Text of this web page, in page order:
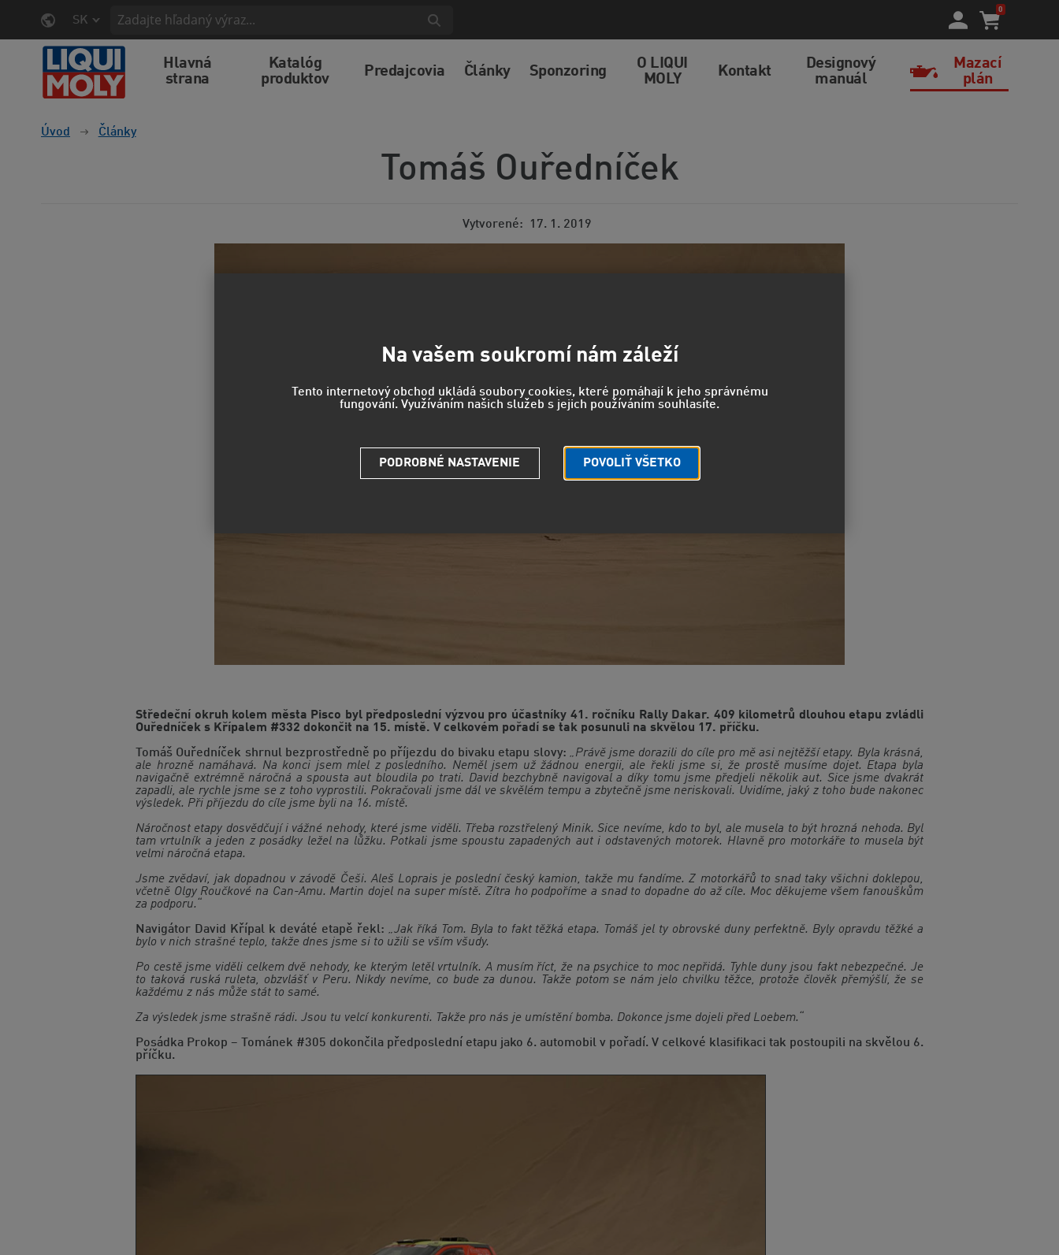
SK
0
Hlavná
strana
Katalóg
produktov
Predajcovia Články Sponzoring
O LIQUI
MOLY
Kontakt
Designový
manuál
Mazací
plán
Úvod Články
Tomáš Ouředníček
Vytvorené 17. 1. 2019
Středeční okruh kolem města Pisco byl předposlední výzvou pro účastníky 41. ročníku Rally Dakar. 409 kilometrů dlouhou etapu zvládli
Ouředníček s Křípalem #332 dokončit na 15. místě. V celkovém pořadí se tak posunuli na skvělou 17. příčku.
Tomáš Ouředníček shrnul bezprostředně po příjezdu do bivaku etapu slovy: „Právě jsme dorazili do cíle pro mě asi nejtěžší etapy. Byla krásná,
ale hrozně namáhavá. Na konci jsem mlel z posledního. Neměl jsem už žádnou energii, ale řekli jsme si, že prostě musíme dojet. Etapa byla
navigačně extrémně náročná a spousta aut bloudila po trati. David bezchybně navigoval a díky tomu jsme předjeli několik aut. Sice jsme dvakrát
zapadli, ale rychle jsme se z toho vyprostili. Pokračovali jsme dál ve skvělém tempu a zbytečně jsme neriskovali. Uvidíme, jaký z toho bude nakonec
výsledek. Při příjezdu do cíle jsme byli na 16. místě.
Náročnost etapy dosvědčují i vážné nehody, které jsme viděli. Třeba rozstřelený Minik. Sice nevíme, kdo to byl, ale musela to být hrozná nehoda. Byl
tam vrtulník a jeden z posádky ležel na lůžku. Potkali jsme spoustu zapadených aut i odstavených motorek. Hlavně pro motorkáře to musela být
velmi náročná etapa.
Jsme zvědaví, jak dopadnou v závodě Češi. Aleš Loprais je poslední český kamion, takže mu fandíme. Z motorkářů to snad taky všichni doklepou,
včetně Olgy Roučkové na Can-Amu. Martin dojel na super místě. Zítra ho podpoříme a snad to dopadne do až cíle. Moc děkujeme všem fanouškům
za podporu.“
Navigátor David Křípal k deváté etapě řekl: „Jak říká Tom. Byla to fakt těžká etapa. Tomáš jel ty obrovské duny perfektně. Byly opravdu těžké a
bylo v nich strašné teplo, takže dnes jsme si to užili se vším všudy.
Po cestě jsme viděli celkem dvě nehody, ke kterým letěl vrtulník. A musím říct, že na psychice to moc nepřidá. Tyhle duny jsou fakt nebezpečné. Je
to taková ruská ruleta, obzvlášť v Peru. Nikdy nevíme, co bude za dunou. Takže potom se nám jelo chvilku těžce, protože člověk přemýšlí, že se
každému z nás může stát to samé.
Za výsledek jsme strašně rádi. Jsou tu velcí konkurenti. Takže pro nás je umístění bomba. Dokonce jsme dojeli před Loebem.“
Posádka Prokop – Tománek #305 dokončila předposlední etapu jako 6. automobil v pořadí. V celkové klasifikaci tak postoupili na skvělou 6.
příčku.
Na vašem soukromí nám záleží
Tento internetový obchod ukládá soubory cookies, které pomáhají k jeho správnému
fungování. Využíváním našich služeb s jejich používáním souhlasíte.
POVOLIŤ VŠETKO
PODROBNÉ NASTAVENIE